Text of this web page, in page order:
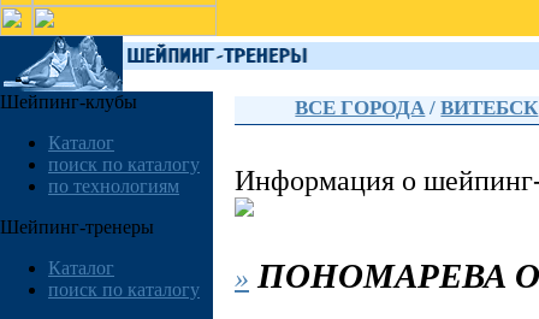
Шейпинг-клубы
Каталог
поиск по каталогу
по технологиям
Шейпинг-тренеры
Каталог
поиск по каталогу
ВСЕ ГОРОДА /ВИТЕБСК
Информация о
» ПОНОМАРЕВА